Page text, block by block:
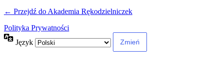
← Przejdź do Akademia Rękodzielniczek
Polityka Prywatności
Język